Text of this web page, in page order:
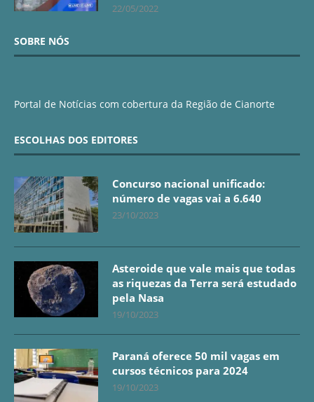
22/05/2022
SOBRE NÓS
Portal de Notícias com cobertura da Região de Cianorte
ESCOLHAS DOS EDITORES
Concurso nacional unificado:
número de vagas vai a 6.640
23/10/2023
Asteroide que vale mais que todas
as riquezas da Terra será estudado
pela Nasa
19/10/2023
Paraná oferece 50 mil vagas em
cursos técnicos para 2024
19/10/2023